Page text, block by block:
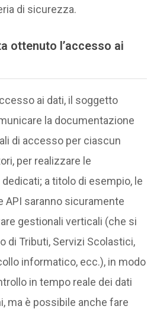
di sicurezza.
ottenuto l’accesso ai
ai dati, il soggetto
la documentazione
di accesso per ciascun
per realizzare le
a titolo di esempio, le
API saranno sicuramente
gestionali verticali (che si
di Tributi, Servizi Scolastici,
informatico, ecc.), in modo
in tempo reale dei dati
ma è possibile anche fare